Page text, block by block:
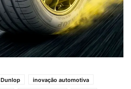
Dunlop
inovação automotiva